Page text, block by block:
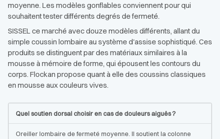
moyenne. Les modèles gonflables conviennent pour qui
souhaitent tester différents degrés de fermeté.
SISSEL ce marché avec douze modèles différents, allant du
simple coussin lombaire au système d'assise sophistiqué. Ces
produits se distinguent par des matériaux similaires à la
mousse à mémoire de forme, qui épousent les contours du
corps. Flockan propose quant à elle des coussins classiques
en mousse aux couleurs vives.
Quel soutien dorsal choisir en cas de douleurs aiguës ?
Oreiller lombaire de fermeté moyenne. Il soutient la colonne